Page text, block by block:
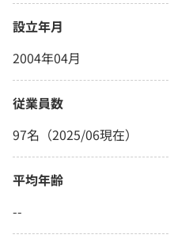
設立年月
2004年04月
従業員数
97名（2025/06現在）
平均年齢
--